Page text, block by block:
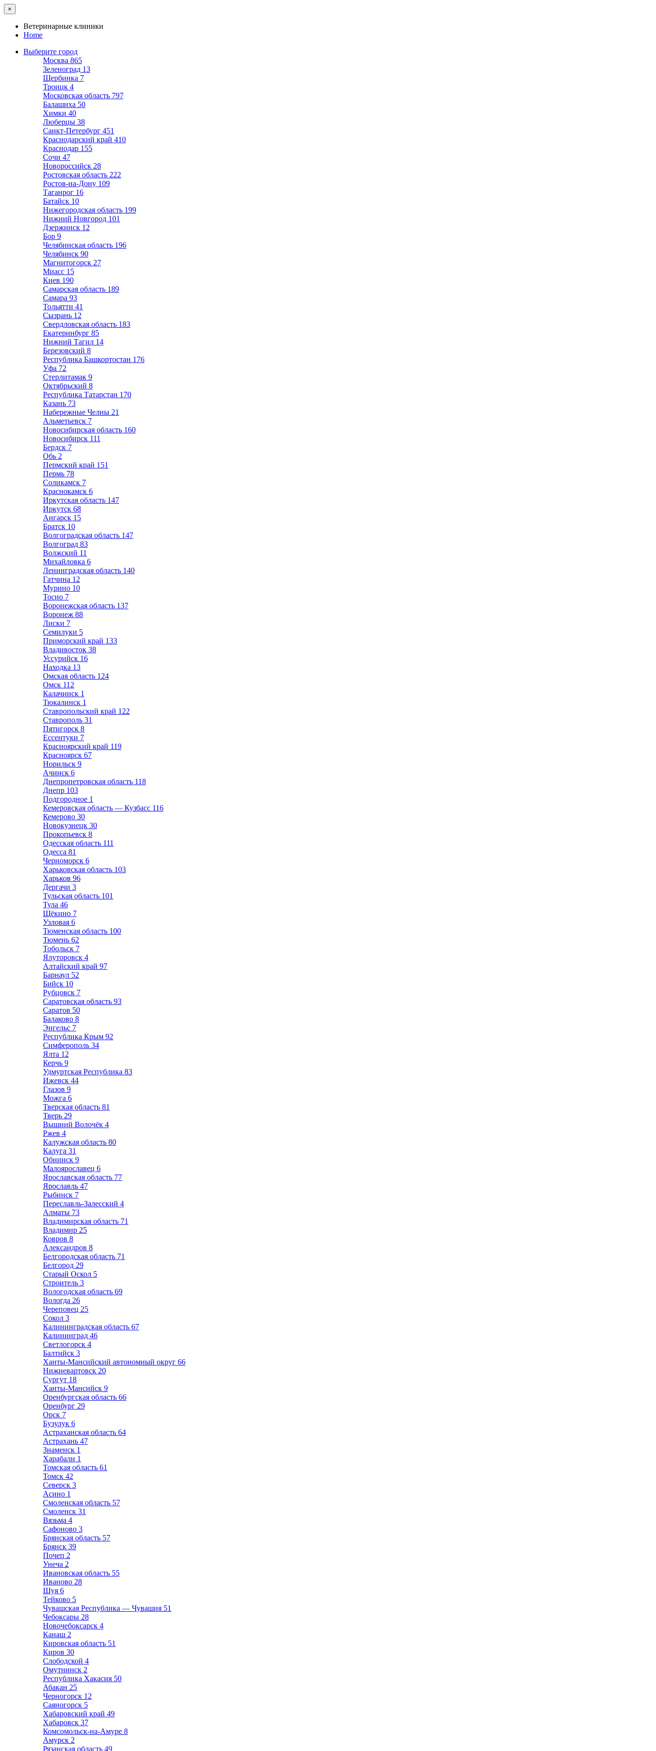
×
Ветеринарные клиники
Home
Выберите город
Москва 865
Зеленоград 13
Щербинка 7
Троицк 4
Московская область 797
Балашиха 50
Химки 40
Люберцы 38
Санкт-Петербург 451
Краснодарский край 410
Краснодар 155
Сочи 47
Новороссийск 28
Ростовская область 222
Ростов-на-Дону 109
Таганрог 16
Батайск 10
Нижегородская область 199
Нижний Новгород 101
Дзержинск 12
Бор 9
Челябинская область 196
Челябинск 90
Магнитогорск 27
Миасс 15
Киев 190
Самарская область 189
Самара 93
Тольятти 41
Сызрань 12
Свердловская область 183
Екатеринбург 85
Нижний Тагил 14
Березовский 8
Республика Башкортостан 176
Уфа 72
Стерлитамак 9
Октябрьский 8
Республика Татарстан 170
Казань 73
Набережные Челны 21
Альметьевск 7
Новосибирская область 160
Новосибирск 111
Бердск 7
Обь 2
Пермский край 151
Пермь 78
Соликамск 7
Краснокамск 6
Иркутская область 147
Иркутск 68
Ангарск 15
Братск 10
Волгоградская область 147
Волгоград 83
Волжский 11
Михайловка 6
Ленинградская область 140
Гатчина 12
Мурино 10
Тосно 7
Воронежская область 137
Воронеж 88
Лиски 7
Семилуки 5
Приморский край 133
Владивосток 38
Уссурийск 16
Находка 13
Омская область 124
Омск 112
Калачинск 1
Тюкалинск 1
Ставропольский край 122
Ставрополь 31
Пятигорск 8
Ессентуки 7
Красноярский край 119
Красноярск 67
Норильск 9
Ачинск 6
Днепропетровская область 118
Днепр 103
Подгородное 1
Кемеровская область — Кузбасс 116
Кемерово 30
Новокузнецк 30
Прокопьевск 8
Одесская область 111
Одесса 81
Черноморск 6
Харьковская область 103
Харьков 96
Дергачи 3
Тульская область 101
Тула 46
Щёкино 7
Узловая 6
Тюменская область 100
Тюмень 62
Тобольск 7
Ялуторовск 4
Алтайский край 97
Барнаул 52
Бийск 10
Рубцовск 7
Саратовская область 93
Саратов 50
Балаково 8
Энгельс 7
Республика Крым 92
Симферополь 34
Ялта 12
Керчь 9
Удмуртская Республика 83
Ижевск 44
Глазов 9
Можга 6
Тверская область 81
Тверь 29
Вышний Волочёк 4
Ржев 4
Калужская область 80
Калуга 31
Обнинск 9
Малоярославец 6
Ярославская область 77
Ярославль 47
Рыбинск 7
Переславль-Залесский 4
Алматы 73
Владимирская область 71
Владимир 25
Ковров 8
Александров 8
Белгородская область 71
Белгород 29
Старый Оскол 5
Строитель 3
Вологодская область 69
Вологда 26
Череповец 25
Сокол 3
Калининградская область 67
Калининград 46
Светлогорск 4
Балтийск 3
Ханты-Мансийский автономный округ 66
Нижневартовск 20
Сургут 18
Ханты-Мансийск 9
Оренбургская область 66
Оренбург 29
Орск 7
Бузулук 6
Астраханская область 64
Астрахань 47
Знаменск 1
Харабали 1
Томская область 61
Томск 42
Северск 3
Асино 1
Смоленская область 57
Смоленск 31
Вязьма 4
Сафоново 3
Брянская область 57
Брянск 39
Почеп 2
Унеча 2
Ивановская область 55
Иваново 28
Шуя 6
Тейково 5
Чувашская Республика — Чувашия 51
Чебоксары 28
Новочебоксарск 4
Канаш 2
Кировская область 51
Киров 30
Слободской 4
Омутнинск 2
Республика Хакасия 50
Абакан 25
Черногорск 12
Саяногорск 5
Хабаровский край 49
Хабаровск 37
Комсомольск-на-Амуре 8
Амурск 2
Рязанская область 49